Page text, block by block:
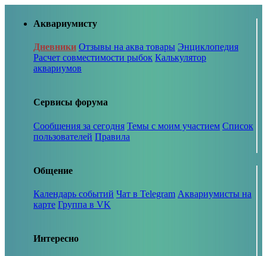
Аквариумисту
Дневники Отзывы на аква товары Энциклопедия
Расчет совместимости рыбок Калькулятор
аквариумов
Сервисы форума
Сообщения за сегодня Темы с моим участием Список
пользователей Правила
Общение
Календарь событий Чат в Telegram Аквариумисты на
карте Группа в VK
Интересно